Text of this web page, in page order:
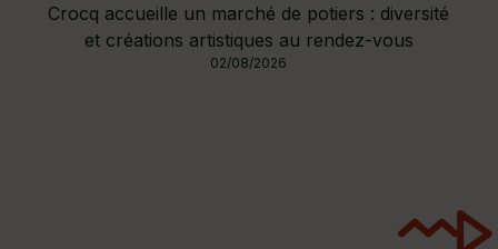
marché de potiers : diversité
au rendez-vous
Concert-spectacle
une soirée entre